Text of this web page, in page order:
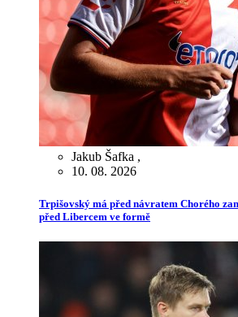
Jakub Šafka ,
10. 08. 2026
Trpišovský má před návratem Chorého
před Libercem ve formě